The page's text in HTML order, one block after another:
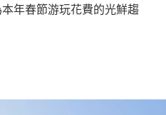
年春節游玩花費的光鮮趨